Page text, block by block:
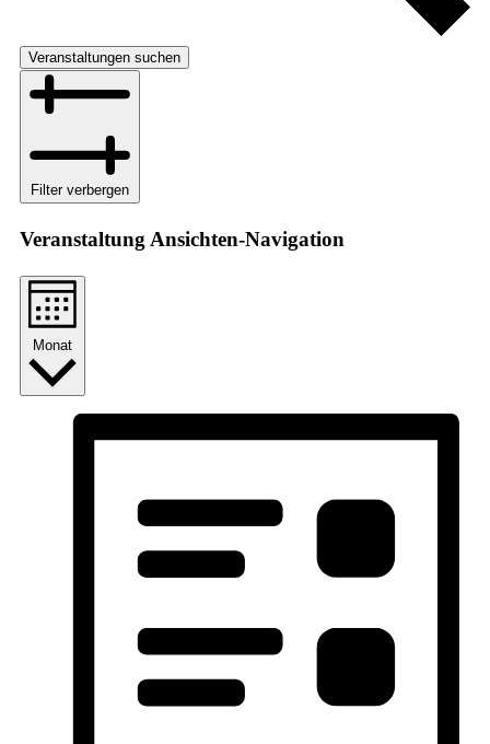
Veranstaltungen suchen
Filter verbergen
Veranstaltung Ansichten-Navigation
Monat